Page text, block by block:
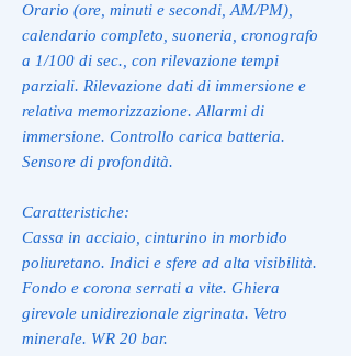
Orario (ore, minuti e secondi, AM/PM),
calendario completo, suoneria, cronografo
a 1/100 di sec., con rilevazione tempi
parziali. Rilevazione dati di immersione e
relativa memorizzazione. Allarmi di
immersione. Controllo carica batteria.
Sensore di profondità.
Caratteristiche:
Cassa in acciaio, cinturino in morbido
poliuretano. Indici e sfere ad alta visibilità.
Fondo e corona serrati a vite. Ghiera
girevole unidirezionale zigrinata. Vetro
minerale. WR 20 bar.